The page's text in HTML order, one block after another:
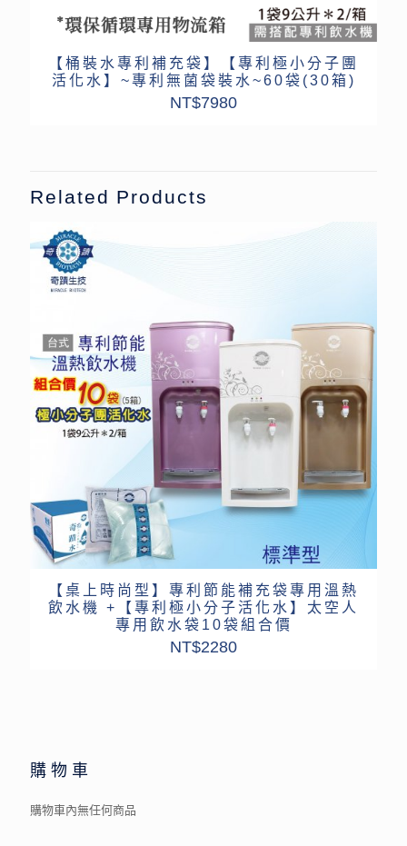
【桶裝水專利補充袋】【專利極小分子團
活化水】~專利無菌袋裝水~60袋(30箱)
NT$7980
Related Products
【桌上時尚型】專利節能補充袋專用溫熱
飲水機 +【專利極小分子活化水】太空人
專用飲水袋10袋組合價
NT$2280
購物車
購物車內無任何商品